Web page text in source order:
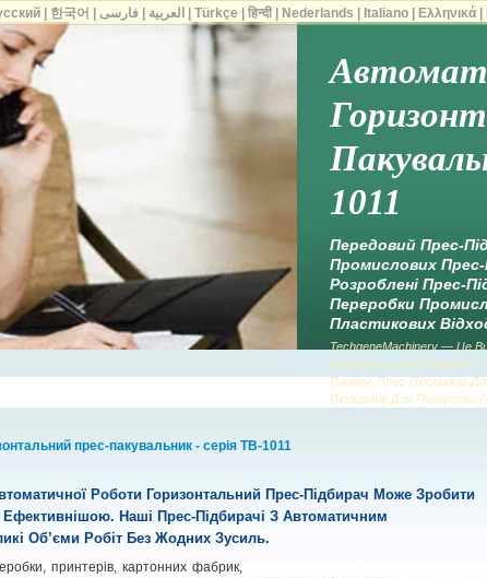
1011
Передовий Прес-
Промислових Прес-
Розроблені Прес-
Переробки
Пластикових
TechgeneMachinery — Це
Переробки, Який Працює У
Паперу, Прес-Підбирачів
Підбирачів Для Переробки
прес-пакувальник - серія TB-1011
Роботи Горизонтальний Прес-Підбирач Може Зробити
Наші Прес-Підбирачі З Автоматичним
Об’єми Робіт Без Жодних Зусиль.
принтерів, картонних фабрик,
한국어 العربية فارسی |Türkçe |हिन्दी| Nederlands Italiano Ελληνικά